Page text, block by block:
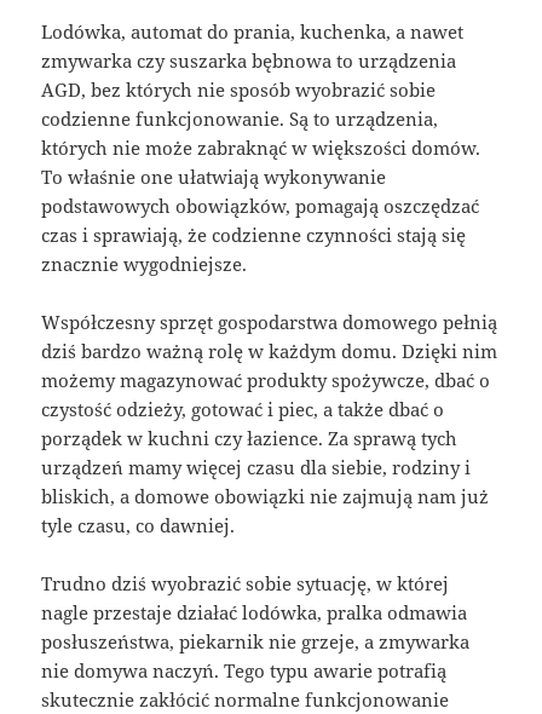
Lodówka, automat do prania, kuchenka, a nawet
zmywarka czy suszarka bębnowa to urządzenia
AGD, bez których nie sposób wyobrazić sobie
codzienne funkcjonowanie. Są to urządzenia,
których nie może zabraknąć w większości domów.
To właśnie one ułatwiają wykonywanie
podstawowych obowiązków, pomagają oszczędzać
czas i sprawiają, że codzienne czynności stają się
znacznie wygodniejsze.
Współczesny sprzęt gospodarstwa domowego pełnią
dziś bardzo ważną rolę w każdym domu. Dzięki nim
możemy magazynować produkty spożywcze, dbać o
czystość odzieży, gotować i piec, a także dbać o
porządek w kuchni czy łazience. Za sprawą tych
urządzeń mamy więcej czasu dla siebie, rodziny i
bliskich, a domowe obowiązki nie zajmują nam już
tyle czasu, co dawniej.
Trudno dziś wyobrazić sobie sytuację, w której
nagle przestaje działać lodówka, pralka odmawia
posłuszeństwa, piekarnik nie grzeje, a zmywarka
nie domywa naczyń. Tego typu awarie potrafią
skutecznie zakłócić normalne funkcjonowanie